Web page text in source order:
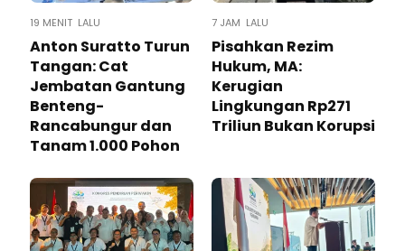
19 MENIT LALU
Anton Suratto Turun
Tangan: Cat
Jembatan Gantung
Benteng-
Rancabungur dan
Tanam 1.000 Pohon
7 JAM LALU
Pisahkan Rezim
Hukum, MA:
Kerugian
Lingkungan Rp271
Triliun Bukan Korupsi